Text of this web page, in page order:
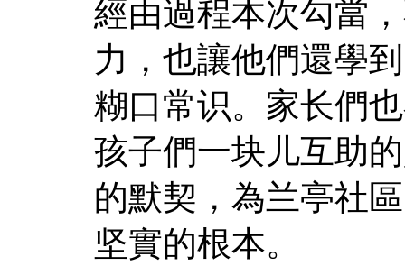
經由過程本次勾當
力，也讓他們還學
糊口常识。家长們
孩子們一块儿互助
的默契，為兰亭社
坚實的根本。